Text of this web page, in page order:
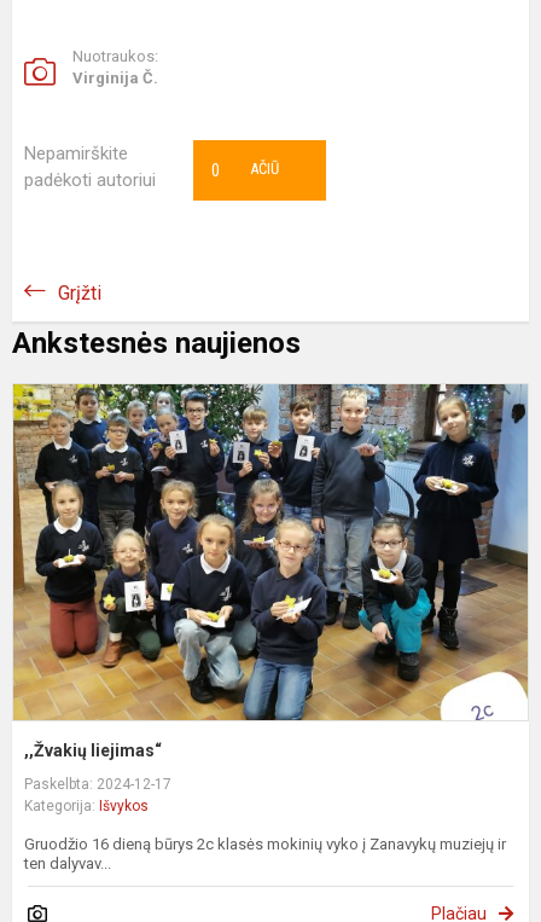
Nuotraukos:
Virginija Č.
Nepamirškite
padėkoti autoriui
AČIŪ
0
Grįžti
Ankstesnės naujienos
,,Žvakių liejimas“
Paskelbta: 2024-12-17
Kategorija: Išvykos
Gruodžio 16 dieną būrys 2c klasės mokinių vyko į Zanavykų muziejų ir
ten dalyvav...
Plačiau